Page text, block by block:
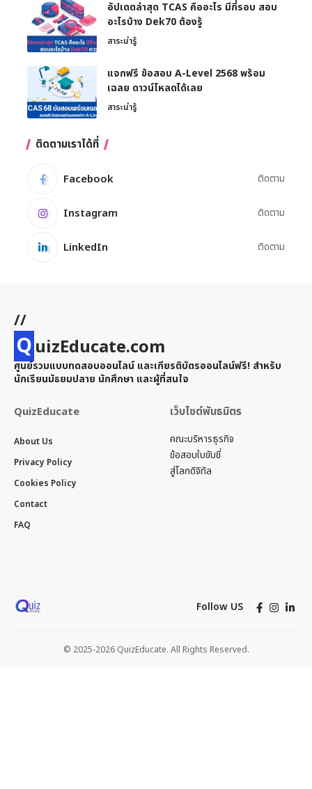
อัปเดตล่าสุด TCAS คืออะไร มีกี่รอบ สอบ
อะไรบ้าง Dek70 ต้องรู้
สาระน่ารู้
แจกฟรี ข้อสอบ A-Level 2568 พร้อม
เฉลย ดาวน์โหลดได้เลย
สาระน่ารู้
ติดตามเราได้ที่
Facebook ติดตาม
Instagram ติดตาม
LinkedIn ติดตาม
//
QuizEducate.com
ศูนย์รวมแบบทดสอบออนไลน์ และเกียรติบัตรออนไลน์ฟรี! สำหรับ
นักเรียนมัธยมปลาย นักศึกษา และผู้ที่สนใจ
QuizEducate
About Us
Privacy Policy
Cookies Policy
Contact
FAQ
เว็บไซต์พันธมิตร
คณะบริหารธุรกิจ
ข้อสอบใบขับขี่
สู่โลกดิจิทัล
Follow US
© 2025-2026 QuizEducate. All Rights Reserved.